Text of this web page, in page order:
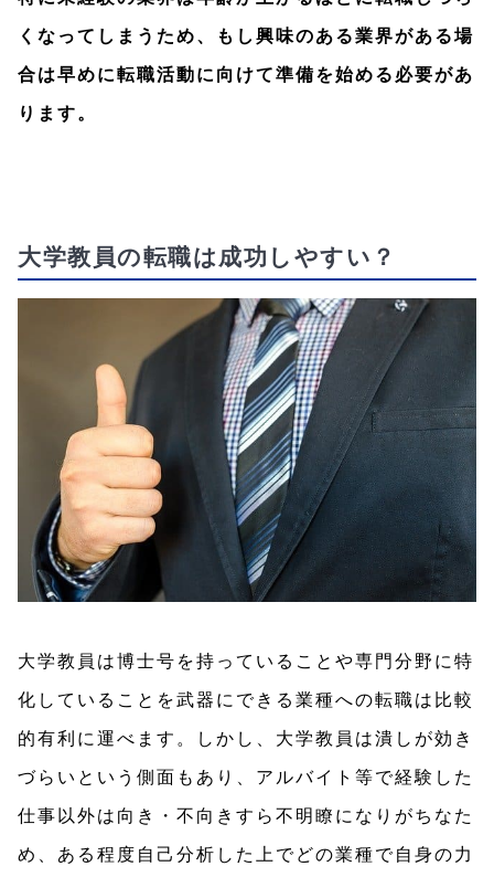
くなってしまうため、もし興味のある業界がある場
合は早めに転職活動に向けて準備を始める必要があ
ります。
大学教員の転職は成功しやすい？
大学教員は博士号を持っていることや専門分野に特
化していることを武器にできる業種への転職は比較
的有利に運べます。しかし、大学教員は潰しが効き
づらいという側面もあり、アルバイト等で経験した
仕事以外は向き・不向きすら不明瞭になりがちなた
め、ある程度自己分析した上でどの業種で自身の力